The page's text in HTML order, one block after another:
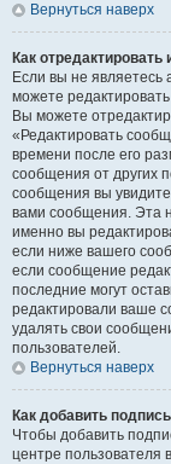
Вернуться наверх
Как
Если вы не
можете
Вы можете
«Редактировать
времени после его
сообщения от других
сообщения вы
вами сообщения. Эта
именно вы
если ниже вашего
если сообщение
последние могут
редактировали ваше
удалять свои
пользователей.
Вернуться наверх
Как добавить
Чтобы добавить
центре пользователя